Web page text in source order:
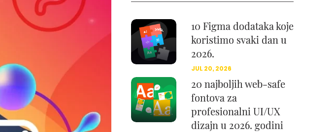
10 Figma dodataka koje
koristimo svaki dan u
2026.
JUL 20, 2026
20 najboljih web-safe
fontova za
profesionalni UI/UX
dizajn u 2026. godini